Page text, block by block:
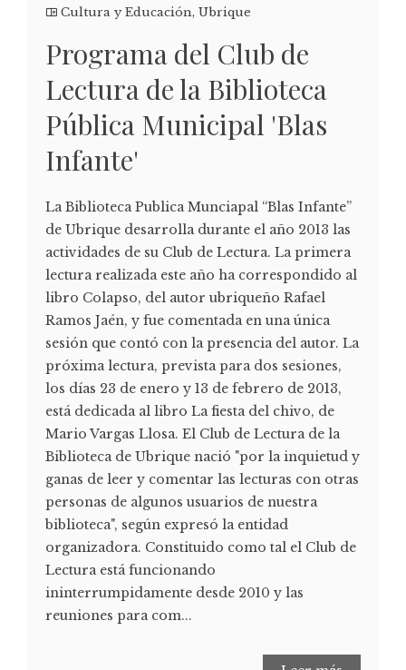
Cultura y Educación, Ubrique
Programa del Club de
Lectura de la Biblioteca
Pública Municipal 'Blas
Infante'
La Biblioteca Publica Munciapal “Blas Infante”
de Ubrique desarrolla durante el año 2013 las
actividades de su Club de Lectura. La primera
lectura realizada este año ha correspondido al
libro Colapso, del autor ubriqueño Rafael
Ramos Jaén, y fue comentada en una única
sesión que contó con la presencia del autor. La
próxima lectura, prevista para dos sesiones,
los días 23 de enero y 13 de febrero de 2013,
está dedicada al libro La fiesta del chivo, de
Mario Vargas Llosa. El Club de Lectura de la
Biblioteca de Ubrique nació "por la inquietud y
ganas de leer y comentar las lecturas con otras
personas de algunos usuarios de nuestra
biblioteca", según expresó la entidad
organizadora. Constituido como tal el Club de
Lectura está funcionando
ininterrumpidamente desde 2010 y las
reuniones para com...